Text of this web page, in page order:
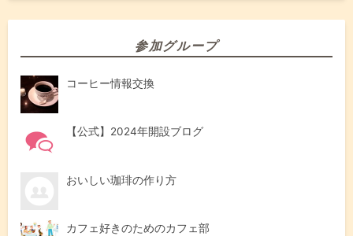
参加グループ
コーヒー情報交換
【公式】2024年開設ブログ
おいしい珈琲の作り方
カフェ好きのためのカフェ部